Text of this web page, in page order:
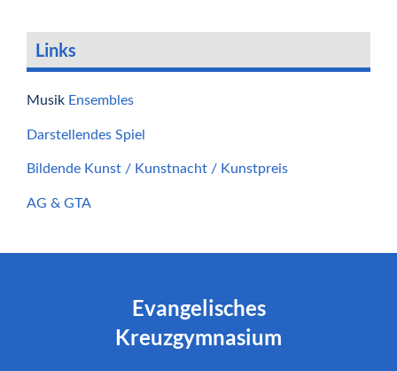
Links
Musik Ensembles
Darstellendes Spiel
Bildende Kunst / Kunstnacht / Kunstpreis
AG & GTA
Evangelisches
Kreuzgymnasium